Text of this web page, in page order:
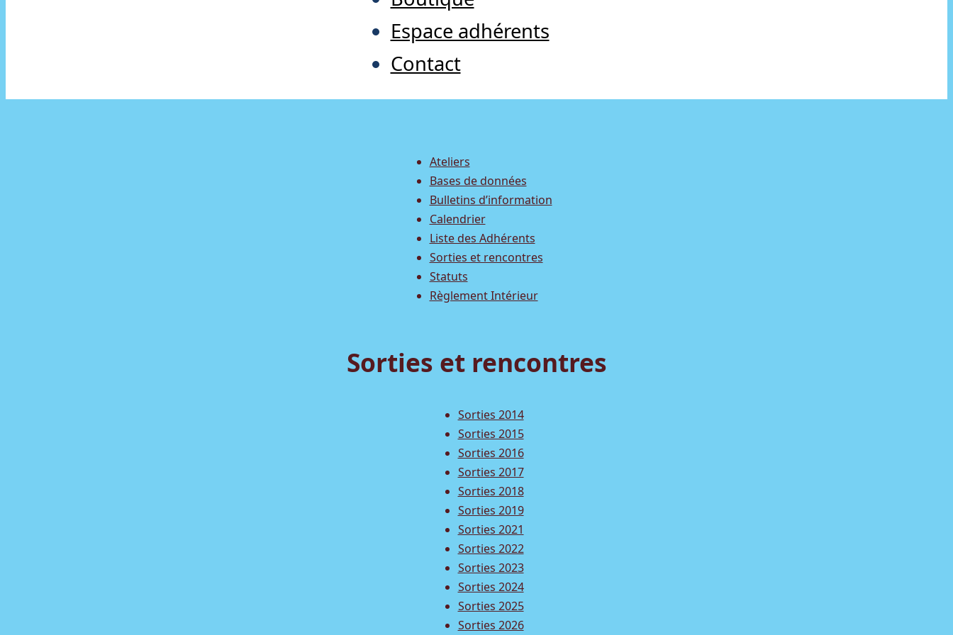
Espace adhérents
Contact
Ateliers
Bases de données
Bulletins d’information
Calendrier
Liste des Adhérents
Sorties et rencontres
Statuts
Règlement Intérieur
Sorties et rencontres
Sorties 2014
Sorties 2015
Sorties 2016
Sorties 2017
Sorties 2018
Sorties 2019
Sorties 2021
Sorties 2022
Sorties 2023
Sorties 2024
Sorties 2025
Sorties 2026